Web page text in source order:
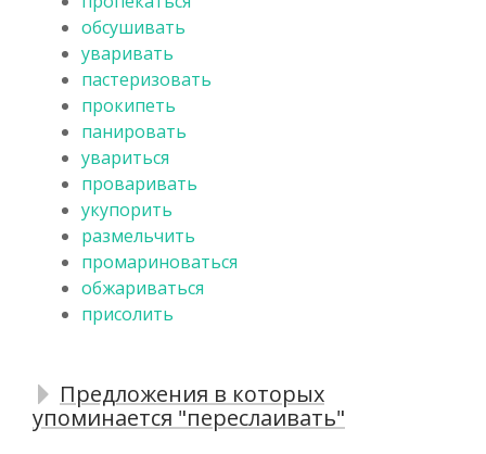
обсушивать
уваривать
пастеризовать
прокипеть
панировать
увариться
проваривать
укупорить
размельчить
промариноваться
обжариваться
присолить
Предложения в которых
упоминается "переслаивать"